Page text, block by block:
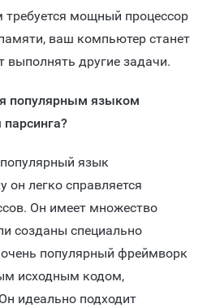
требуется мощный процессор
ваш компьютер станет
другие задачи.
популярным языком
язык
он легко справляется
Он имеет множество
созданы специально
популярный фреймворк
исходным кодом,
идеально подходит